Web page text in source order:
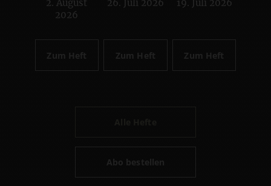
:
2. August
2026
Zum Heft
:
26. Juli 2026
Zum Heft
:
19. Juli 2026
Zum Heft
Abo bestellen